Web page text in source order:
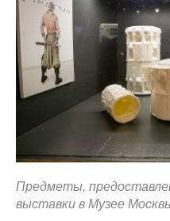
Предметы,
выставки в Музее